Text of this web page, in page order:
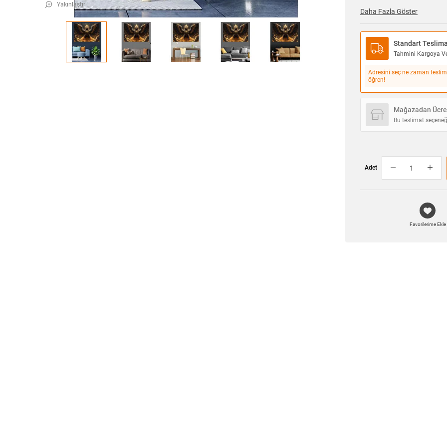
Yakınlaştır
Daha Fazla Göster
Standart
Tahmini Kargoya
Adresini seç ne zaman
öğren!
Mağazadan
Bu teslimat
Adet
Favorilerime Ekle